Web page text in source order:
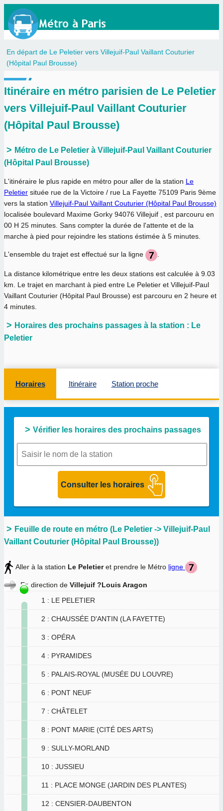
En départ de Le Peletier vers Villejuif-Paul Vaillant Couturier
(Hôpital Paul Brousse)
Itinéraire en métro parisien de Le Peletier
vers Villejuif-Paul Vaillant Couturier
(Hôpital Paul Brousse)
Métro de Le Peletier à Villejuif-Paul Vaillant Couturier
(Hôpital Paul Brousse)
L'itinéraire le plus rapide en métro pour aller de la station Le
Peletier située rue de la Victoire / rue La Fayette 75109 Paris 9ème
vers la station Villejuif-Paul Vaillant Couturier (Hôpital Paul Brousse)
localisée boulevard Maxime Gorky 94076 Villejuif , est parcouru en
00 H 25 minutes. Sans compter la durée de l'attente et de la
marche à pied pour rejoindre les stations éstimée à 5 minutes.
L'ensemble du trajet est effectué sur la ligne .
La distance kilométrique entre les deux stations est calculée à 9.03
km . Le trajet en marchant à pied entre Le Peletier et Villejuif-Paul
Vaillant Couturier (Hôpital Paul Brousse) est parcouru en 2 heure et
4 minutes
Horaires des prochains passages à la station : Le
Peletier
Horaires Itinéraire Station proche
Vérifier les horaires des prochains passages
Feuille de route en métro (Le Peletier -> Villejuif-Paul
Vaillant Couturier (Hôpital Paul Brousse))
Aller à la station Le Peletieret prendre le Métro ligne
En direction de Villejuif ?Louis Aragon
1 : LE PELETIER
2 : CHAUSSÉE D'ANTIN (LA FAYETTE)
3 : OPÉRA
4 : PYRAMIDES
5 : PALAIS-ROYAL (MUSÉE DU LOUVRE)
6 : PONT NEUF
7 : CHÂTELET
8 : PONT MARIE (CITÉ DES ARTS)
9 : SULLY-MORLAND
10 : JUSSIEU
11 : PLACE MONGE (JARDIN DES PLANTES)
12 : CENSIER-DAUBENTON